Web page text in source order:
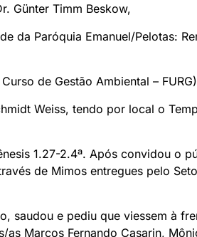
Günter Timm Beskow,
da Paróquia Emanuel/Pelotas:
de Gestão Ambiental –
Weiss, tendo por local o
1.27-2.4ª. Após convidou o
de Mimos entregues pelo
saudou e pediu que viessem à
Marcos Fernando Casarin,